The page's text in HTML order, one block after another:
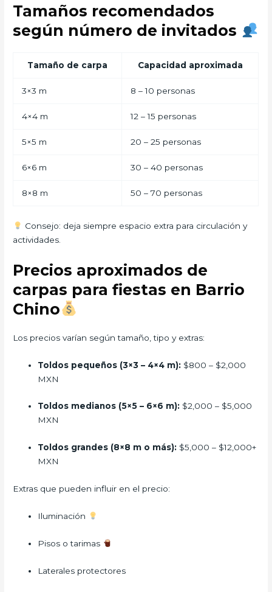
Tamaños recomendados
según número de invitados
Tamaño de carpa Capacidad aproximada
3×3 m 8 – 10 personas
4×4 m 12 – 15 personas
5×5 m 20 – 25 personas
6×6 m 30 – 40 personas
8×8 m 50 – 70 personas
Consejo: deja siempre espacio extra para circulación y
actividades.
Precios aproximados de
carpas para fiestas en Barrio
Chino
Los precios varían según tamaño, tipo y extras:
Toldos pequeños (3×3 – 4×4 m): $800 – $2,000
MXN
Toldos medianos (5×5 – 6×6 m): $2,000 – $5,000
MXN
Toldos grandes (8×8 m o más): $5,000 – $12,000+
MXN
Extras que pueden influir en el precio:
Iluminación
Pisos o tarimas
Laterales protectores